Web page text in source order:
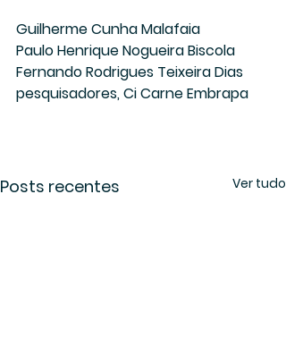
Guilherme Cunha Malafaia
Paulo Henrique Nogueira Biscola
Fernando Rodrigues Teixeira Dias
pesquisadores, Ci Carne Embrapa
Posts recentes Ver tudo